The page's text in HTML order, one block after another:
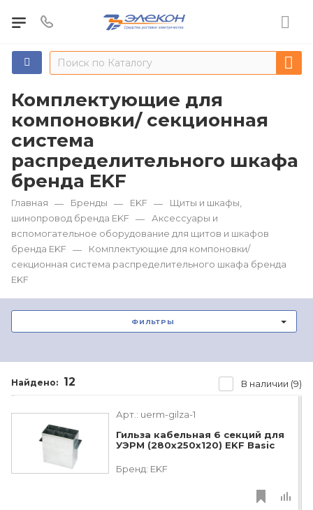
Комплектующие для
компоновки/ секционная
система
распределительного шкафа
бренда EKF
Главная — Бренды — EKF —
Щиты и шкафы,
шинопровод бренда EKF —
Аксессуары и
вспомогательное оборудование для щитов и шкафов
бренда EKF —
Комплектующие для компоновки/
секционная система распределительного шкафа бренда
EKF
ФИЛЬТРЫ
Найдено: 12 В наличии (9)
Арт.: uerm-gilza-1
Гильза кабельная 6 секций для
УЭРМ (280х250х120) EKF Basic
Бренд: EKF